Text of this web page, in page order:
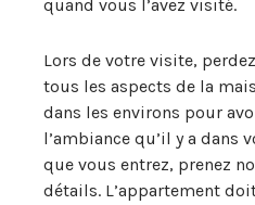
quand vous l’avez visité.
Lors de votre visite,
tous les aspects de la
dans les environs pour
l’ambiance qu’il y a dans
que vous entrez, prenez
détails. L’appartement